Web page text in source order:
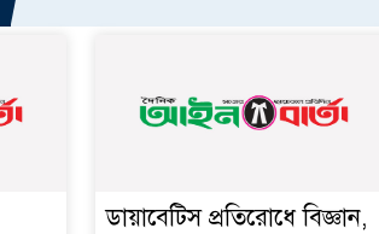
ডায়াবেটিস প্রতিরোধে বিজ্ঞান,